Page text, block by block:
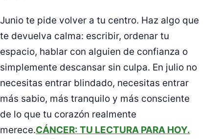
Junio te pide volver a tu centro. Haz algo que
te devuelva calma: escribir, ordenar tu
espacio, hablar con alguien de confianza o
simplemente descansar sin culpa. En julio no
necesitas entrar blindado, necesitas entrar
más sabio, más tranquilo y más consciente
de lo que tu corazón realmente
merece.CÁNCER: TU LECTURA PARA HOY.